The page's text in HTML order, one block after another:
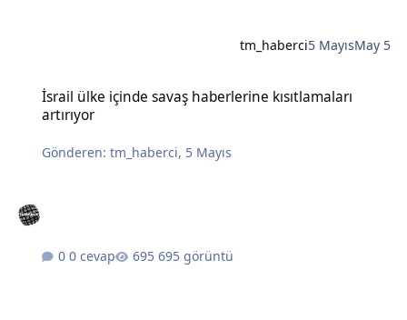
tm_haberci5 MayısMay 5
İsrail ülke içinde savaş haberlerine kısıtlamaları
artırıyor
Gönderen:tm_haberci, 5 Mayıs
0 cevap 695 görüntü